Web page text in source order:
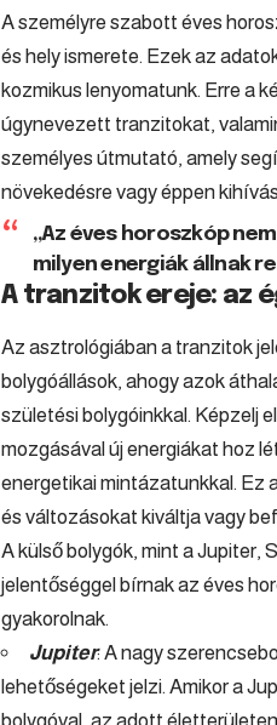
A személyre szabott éves
és hely ismerete. Ezek az
kozmikus lenyomatunk. Erre a
úgynevezett tranzitokat,
személyes útmutató, amely
növekedésre vagy éppen
„Az éves horoszkóp
milyen energiák állnak
A tranzitok ereje: az
Az asztrológiában a tranzitok
bolygóállások, ahogy azok
születési bolygóinkkal. Képzelj
mozgásával új energiákat hoz
energetikai mintázatunkkal. Ez
és változásokat kiváltja vagy
A külső bolygók, mint a Jupiter,
jelentőséggel bírnak az éves
gyakorolnak.
Jupiter: A nagy
lehetőségeket jelzi. Amikor a